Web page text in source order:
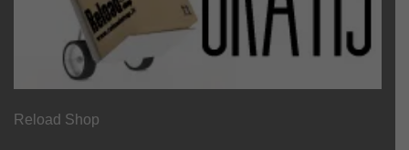
Reload Shop